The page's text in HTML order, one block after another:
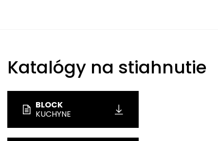
Katalógy na stiahnutie
BLOCK
KUCHYNE